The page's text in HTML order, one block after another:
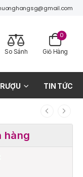
So Sánh Giỏ Hàng
0
TIN TỨC
hàng